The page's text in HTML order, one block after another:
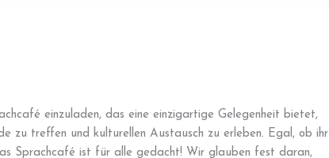
einzuladen, das eine einzigartige Gelegenheit bietet,
zu treffen und kulturellen Austausch zu erleben. Egal, ob ihr
Sprachcafé ist für alle gedacht! Wir glauben fest daran,